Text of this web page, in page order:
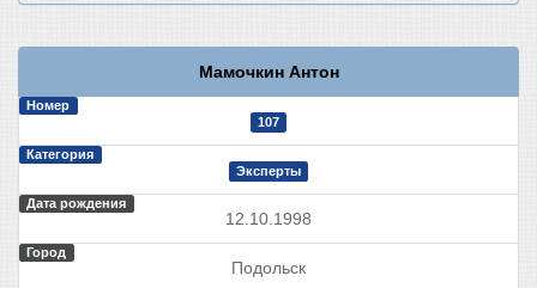
Мамочкин Антон
Номер
107
Категория
Эксперты
Дата рождения
12.10.1998
Город
Подольск